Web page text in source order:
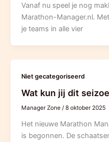
Vanaf nu speel je nog
Marathon-Manager.nl.
je teams in alle vier
Niet gecategoriseerd
Wat kun jij dit
Manager Zone/8 oktober 2025
Het nieuwe Marathon
is begonnen. De